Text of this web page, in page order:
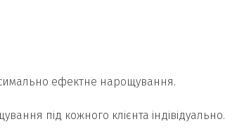
ефектне нарощування.
під кожного клієнта індівідуально.